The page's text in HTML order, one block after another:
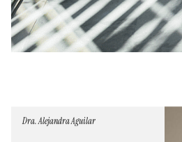
Dra. Alejandra Aguilar